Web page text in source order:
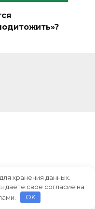
хранения данных.
даете свое согласие на
OK